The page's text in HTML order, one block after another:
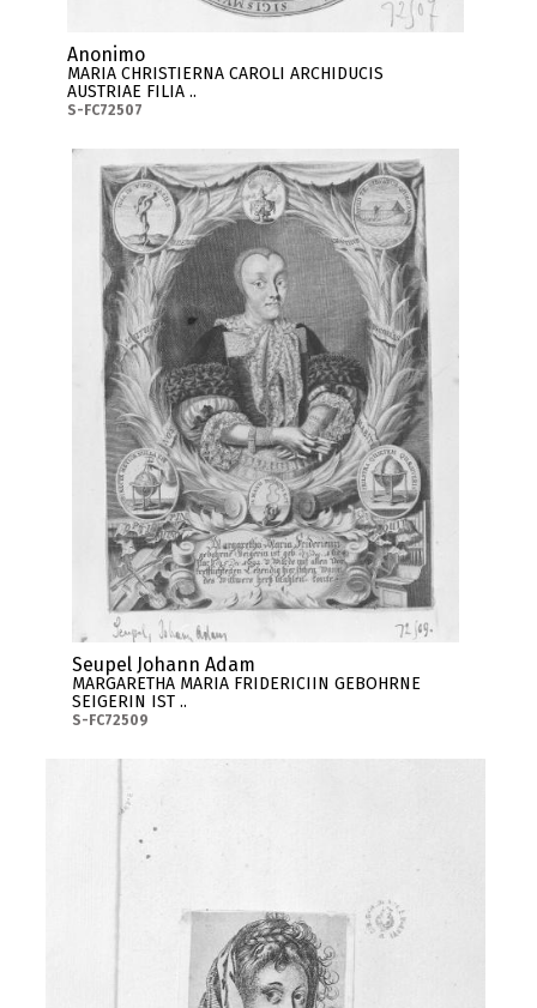
Anonimo
MARIA CHRISTIERNA CAROLI ARCHIDUCIS
AUSTRIAE FILIA ..
S-FC72507
Seupel Johann Adam
MARGARETHA MARIA FRIDERICIIN GEBOHRNE
SEIGERIN IST ..
S-FC72509